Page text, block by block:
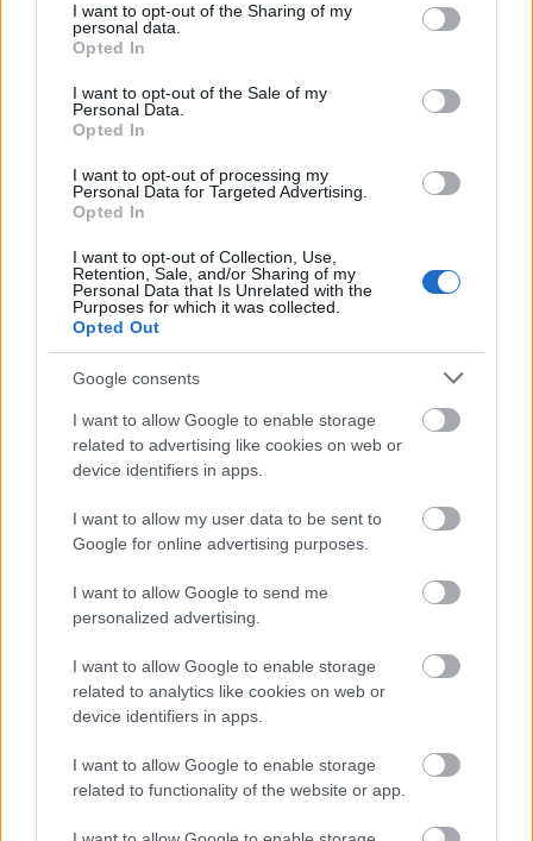
not limited to your visit or usage behaviour. You may click to
grant or deny consent to Google and its third-party tags to
use your data for below specified purposes in below Google
consent section.
I want to opt-out of the Sharing of my
personal data.
Opted In
I want to opt-out of the Sale of my
Personal Data.
Opted In
I want to opt-out of processing my
Personal Data for Targeted Advertising.
Opted In
I want to opt-out of Collection, Use,
Retention, Sale, and/or Sharing of my
Personal Data that Is Unrelated with the
Purposes for which it was collected.
Opted Out
Google consents
I want to allow Google to enable storage
related to advertising like cookies on web or
device identifiers in apps.
I want to allow my user data to be sent to
Google for online advertising purposes.
I want to allow Google to send me
personalized advertising.
I want to allow Google to enable storage
related to analytics like cookies on web or
device identifiers in apps.
I want to allow Google to enable storage
related to functionality of the website or app.
tao (társasági adó), amely révén a magánszféra eddig
rendkívül komoly támogatáshoz juttatta a magyar
csoportok, színházak működését segítették ily módon.
Köztük a Rózsavölgyi Szalont is. A tao-támogatás
jelentős bevételi forrásunk volt, majdnem a fele a
költségvetésünknek. Ez nem lesz. Ugyanakkor a jelenlegi
jegyárakkal és pályázatokon elnyert forrásokból nem
tudjuk zökkenőmentesen működtetni a Szalont.
A színházi közösségünk – nézőink és művészeink – iránti
felelősség morálisan és szakmailag is kötelez minket.
Nem tervezhetünk a bizonytalanságra, ígéretekre,
jóslatokra. Nem lehet azt mondanunk, vágjunk bele
mégiscsak, aztán lesz, ami lesz. Így nem képes működni
egyetlen intézmény sem. S mivel még nem tudjuk, lesz-e,
s ha igen, milyen feltételekkel bármilyen más
támogatási forrás a kieső tao miatt, arra
kényszerülünk, hogy 2019. január 1-jétől körülbelül 20
%-kal megemeljük a jegyek árát. Sajnos a jelenlegi
helyzet rákényszerít minket arra is, hogy lemondjuk a
Amivel meg kell küzdenünk. Nem lesz rá fedezet a
színház költségvetéséből.
Most ezekkel a fájdalmas döntésekkel kell
megküzdenünk. Köszönjük a megértésüket, és azt is,
hogy velünk maradnak!
Egyúttal szeretnénk szolidaritásunkat kifejezni minden
olyan művészeti szervezettel, amely most ugyancsak
rendkívül nehéz helyzetbe kerül. Jelezzük azt is: a